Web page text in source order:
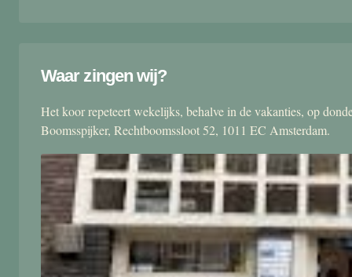
Waar zingen wij?
Het koor repeteert wekelijks, behalve in de vakanties, op
Boomsspijker, Rechtboomssloot 52, 1011 EC Amsterdam.